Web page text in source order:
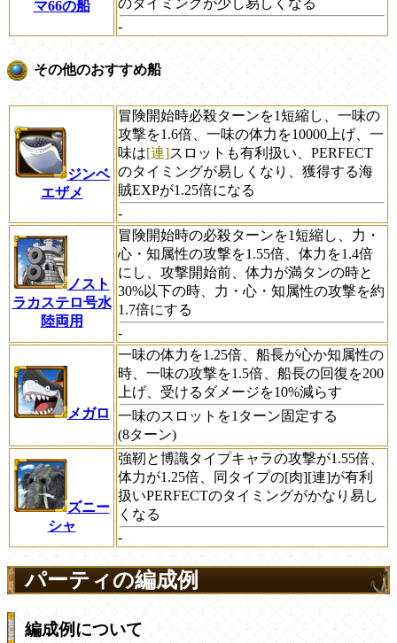
マ66の船
のタイミングが少し易しくなる
-
その他のおすすめ船
ジンベ
エザメ
冒険開始時必殺ターンを1短縮し、一味の
攻撃を1.6倍、一味の体力を10000上げ、一
味は[連]スロットも有利扱い、PERFECT
のタイミングが易しくなり、獲得する海
賊EXPが1.25倍になる
-
ノスト
ラカステロ号水
陸両用
冒険開始時の必殺ターンを1短縮し、力・
心・知属性の攻撃を1.55倍、体力を1.4倍
にし、攻撃開始前、体力が満タンの時と
30%以下の時、力・心・知属性の攻撃を約
1.7倍にする
-
メガロ
一味の体力を1.25倍、船長が心か知属性の
時、一味の攻撃を1.5倍、船長の回復を200
上げ、受けるダメージを10%減らす
一味のスロットを1ターン固定する
(8ターン)
ズニー
シャ
強靭と博識タイプキャラの攻撃が1.55倍、
体力が1.25倍、同タイプの[肉][連]が有利
扱いPERFECTのタイミングがかなり易し
くなる
-
パーティの編成例
編成例について